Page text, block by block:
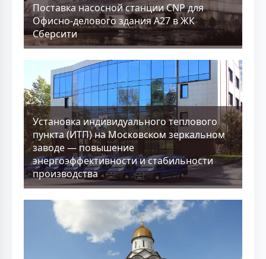
Поставка насосной станции CNP для
Офисно-делового здания А27 в ЖК
Сберсити
Установка индивидуального теплового
пункта (ИТП) на Московском зеркальном
заводе — повышение
энергоэффективности и стабильности
производства